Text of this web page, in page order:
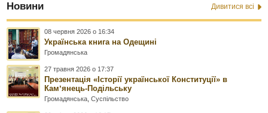
Новини Дивитися всі
08 червня 2026 о 16:34
Українська книга на Одещині
Громадянська
27 травня 2026 о 17:37
Презентація «Історії української Конституції» в
Камʼянець-Подільську
Громадянська ,Суспільство